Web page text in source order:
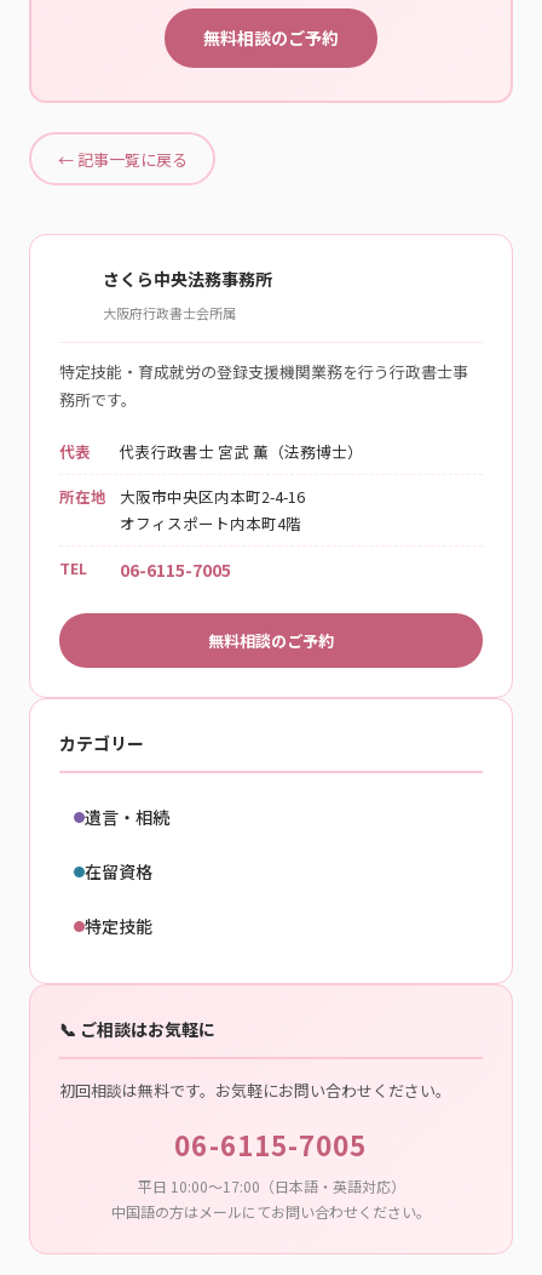
無料相談のご予約
← 記事一覧に戻る
さくら中央法務事務所
大阪府行政書士会所属
特定技能・育成就労の登録支援機関業務を行う行政書士事
務所です。
代表
代表行政書士 宮武 薫（法務博士）
所在地
大阪市中央区内本町2-4-16
オフィスポート内本町4階
TEL
06-6115-7005
無料相談のご予約
カテゴリー
遺言・相続
在留資格
特定技能
📞 ご相談はお気軽に
初回相談は無料です。お気軽にお問い合わせください。
06-6115-7005
平日 10:00〜17:00（日本語・英語対応）
中国語の方はメールにてお問い合わせください。